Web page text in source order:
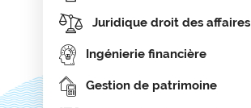
Juridique droit des affaires
Ingénierie financière
Gestion de patrimoine